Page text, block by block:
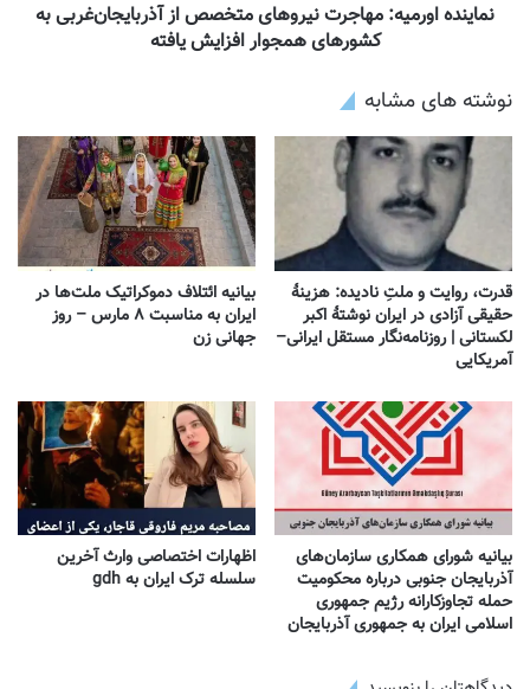
نماینده اورمیه: مهاجرت نیروهای متخصص از آذربایجان‌غربی به
کشورهای همجوار افزایش یافته
نوشته های مشابه
قدرت، روایت و ملتِ نادیده: هزینهٔ
حقیقی آزادی در ایران نوشتهٔ اکبر
لکستانی | روزنامه‌نگار مستقل ایرانی–
آمریکایی
بیانیه ائتلاف دموکراتیک ملت‌ها در
ایران به مناسبت ۸ مارس – روز
جهانی زن
بیانیه شورای همکاری سازمان‌های
آذربایجان جنوبی درباره محکومیت
حمله تجاوزکارانه رژیم جمهوری
اسلامی ایران به جمهوری آذربایجان
اظهارات اختصاصی وارث آخرین
سلسله ترک ایران به gdh